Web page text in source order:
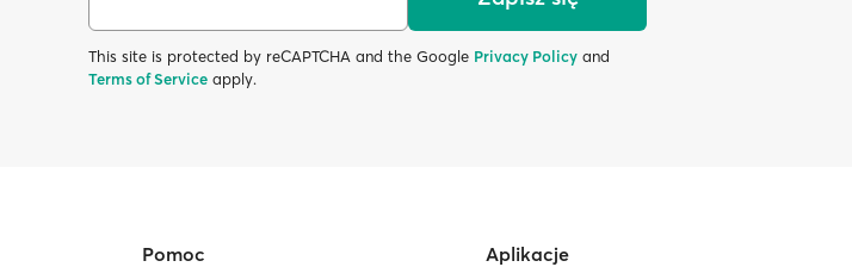
This site is protected by reCAPTCHA and the Google Privacy Policy and
Terms of Service apply.
Pomoc
Aplikacje